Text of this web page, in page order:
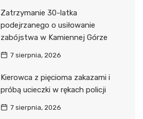
Zatrzymanie 30-latka
podejrzanego o usiłowanie
zabójstwa w Kamiennej Górze
7 sierpnia, 2026
Kierowca z pięcioma zakazami i
próbą ucieczki w rękach policji
7 sierpnia, 2026